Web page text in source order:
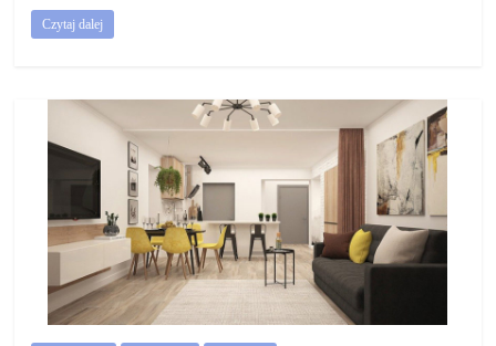
Czytaj dalej